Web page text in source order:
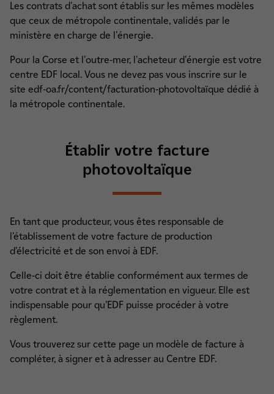
Les contrats d'achat sont établis sur les mêmes modèles
que ceux de métropole continentale, validés par le
ministère en charge de l'énergie.
Pour la Corse et l'outre-mer, l'acheteur d'énergie est votre
centre EDF local. Vous ne devez pas vous inscrire sur le
site edf-oa.fr/content/facturation-photovoltaïque dédié à
la métropole continentale.
Établir votre facture
photovoltaïque
En tant que producteur, vous êtes responsable de
l’établissement de votre facture de production
d’électricité et de son envoi à EDF.
Celle-ci doit être établie conformément aux termes de
votre contrat et à la réglementation en vigueur. Elle est
indispensable pour qu’EDF puisse procéder à votre
règlement.
Vous trouverez sur cette page un modèle de facture à
compléter, à signer et à adresser au Centre EDF.